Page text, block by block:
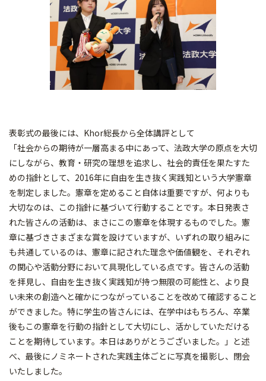
表彰式の最後には、Khor総長から全体講評として
「社会からの期待が一層高まる中にあって、法政大学の原点を大切
にしながら、教育・研究の理想を追求し、社会的責任を果たすた
めの指針として、2016年に自由を生き抜く実践知という大学憲章
を制定しました。憲章を定めること自体は重要ですが、何よりも
大切なのは、この指針に基づいて行動することです。本日発表さ
れた皆さんの活動は、まさにこの憲章を体現するものでした。憲
章に基づきさまざまな賞を設けていますが、いずれの取り組みに
も共通しているのは、憲章に記された理念や価値観を、それぞれ
の関心や活動分野において具現化している点です。皆さんの活動
を拝見し、自由を生き抜く実践知が持つ無限の可能性と、より良
い未来の創造へと確かにつながっていることを改めて確認すること
ができました。特に学生の皆さんには、在学中はもちろん、卒業
後もこの憲章を行動の指針として大切にし、活かしていただける
ことを期待しています。本日はありがとうございました。」と述
べ、最後にノミネートされた実践主体ごとに写真を撮影し、閉会
いたしました。